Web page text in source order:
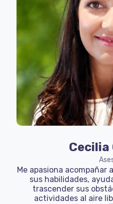
Cecilia
Me apasiona acompañar
sus habilidades,
trascender sus
actividades al aire